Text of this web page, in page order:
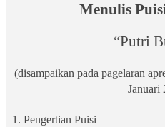
Menulis
“Putri
(disampaikan pada pagelaran
Januari
1. Pengertian Puisi